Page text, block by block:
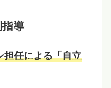
指導
担任による「自立